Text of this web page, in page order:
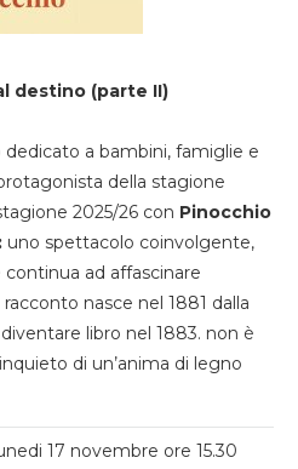
destino (parte II)
a bambini, famiglie e
della stagione
2025/26 con Pinocchio
uno spettacolo coinvolgente,
ad affascinare
nasce nel 1881 dalla
libro nel 1883. non è
di un’anima di legno
17 novembre ore 15.30